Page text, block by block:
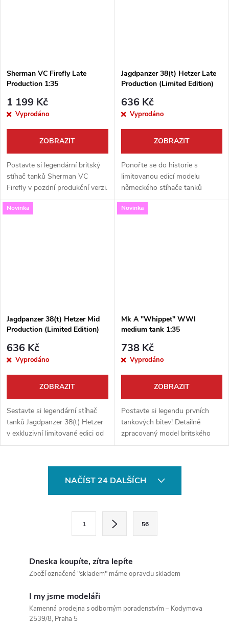
Sherman VC Firefly Late
Production 1:35
1 199 Kč
Vyprodáno
ZOBRAZIT
Postavte si legendární britský
stíhač tanků Sherman VC
Firefly v pozdní produkční verzi.
Tento vysoce detailní model v
měřítku 1:35 od Rye Field
Jagdpanzer 38(t) Hetzer Late
Production (Limited Edition)
636 Kč
Vyprodáno
ZOBRAZIT
Ponořte se do historie s
limitovanou edicí modelu
německého stíhače tanků
Jagdpanzer 38(t) Hetzer v
měřítku 1:35. Tato detailně
Novinka
Jagdpanzer 38(t) Hetzer Mid
Production (Limited Edition)
636 Kč
Vyprodáno
ZOBRAZIT
Sestavte si legendární stíhač
tanků Jagdpanzer 38(t) Hetzer
v exkluzivní limitované edici od
firmy Takom! Tento detailně
1:35 zachycuje verzi ze...
Novinka
Mk A "Whippet" WWI
medium tank 1:35
738 Kč
Vyprodáno
ZOBRAZIT
Postavte si legendu prvních
tankových bitev! Detailně
zpracovaný model britského
středního tanku Mk A
světové války od
renomovaného výrobce
NAČÍST 24 DALŠÍCH
1 56
Dneska koupíte, zítra lepíte
Zboží označené "skladem" máme opravdu skladem
I my jsme modeláři
Kamenná prodejna s odborným poradenstvím – Kodymova
2539/8, Praha 5